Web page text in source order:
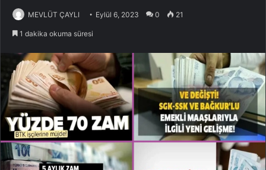
MEVLÜT ÇAYLI Eylül 6, 2023 0 21
1 dakika okuma süresi